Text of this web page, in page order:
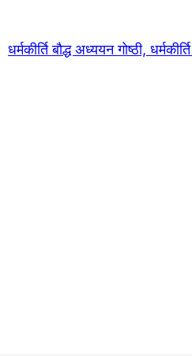
धर्मकीर्ति बाैद्ध अध्ययन गाेष्ठी,